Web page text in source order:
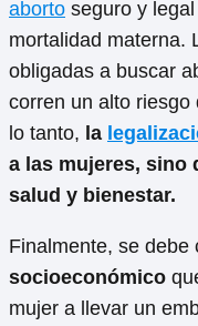
aborto seguro y
mortalidad materna.
obligadas a buscar
corren un alto
lo tanto, la
a las mujeres, sino
salud y bienestar.
Finalmente, se debe
socioeconómico
mujer a llevar un